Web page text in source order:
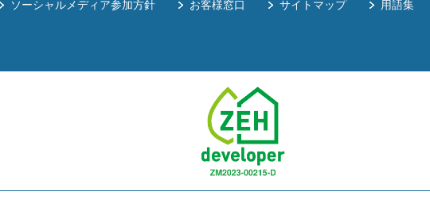
ソーシャルメディア参加方針 お客様窓口 サイトマップ 用語集